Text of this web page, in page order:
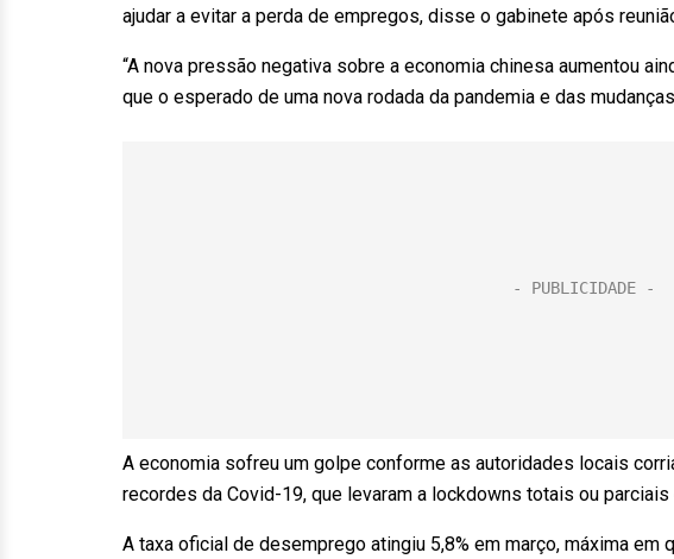
ajudar a evitar a perda de empregos, disse o gabinete após
“A nova pressão negativa sobre a economia chinesa aumentou
que o esperado de uma nova rodada da pandemia e das
A economia sofreu um golpe conforme as autoridades locais
recordes da Covid-19, que levaram a lockdowns totais ou
A taxa oficial de desemprego atingiu 5,8% em março, máxima em